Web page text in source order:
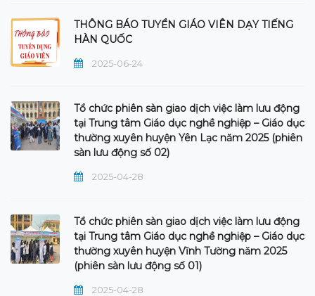
THÔNG BÁO TUYỂN GIÁO VIÊN DẠY TIẾNG
HÀN QUỐC
2025-06-24
Tổ chức phiên sàn giao dịch việc làm lưu động
tại Trung tâm Giáo dục nghề nghiệp – Giáo dục
thường xuyên huyện Yên Lạc năm 2025 (phiên
sàn lưu động số 02)
2025-04-28
Tổ chức phiên sàn giao dịch việc làm lưu động
tại Trung tâm Giáo dục nghề nghiệp – Giáo dục
thường xuyên huyện Vĩnh Tường năm 2025
(phiên sàn lưu động số 01)
2025-04-28